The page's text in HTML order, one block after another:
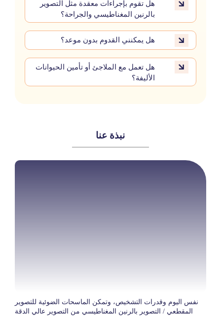
هل تقوم بإجراءات معقدة مثل التصوير
بالرنين المغناطيسي والجراحة؟
هل يمكنني القدوم بدون موعد؟
هل تعمل مع الملاجئ أو تأمين الحيوانات
الأليفة؟
نبذة عنا
نفس اليوم وقدرات التشخيص، وتمكن الماسحات الضوئية للتصوير
المقطعي / التصوير بالرنين المغناطيسي من التصوير عالي الدقة